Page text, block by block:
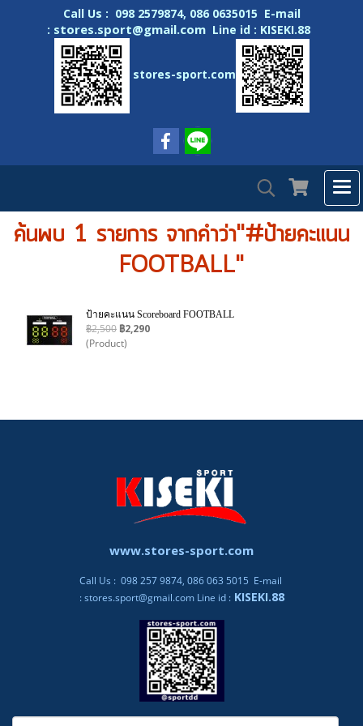
Call Us : 098 2579874, 086 0635015 E-mail
: stores.sport@gmail.com Line id : KISEKI.88
stores-sport.com
ค้นพบ 1 รายการ จากคำว่า"#ป้ายคะแนน
FOOTBALL"
ป้ายคะแนน Scoreboard FOOTBALL
฿2,500 ฿2,290
(Product)
www.stores-sport.com
Call Us : 098 257 9874, 086 063 5015 E-mail
:stores.sport@gmail.com Line id :KISEKI.88